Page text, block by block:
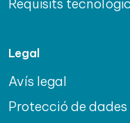
Legal
Avís legal
Protecció de